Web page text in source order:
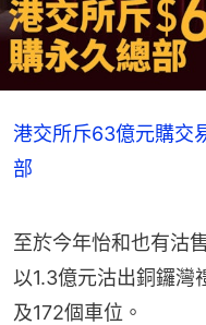
港交所斥63億元購交
部
至於今年怡和也有沽
以1.3億元沽出銅鑼灣
及172個車位。